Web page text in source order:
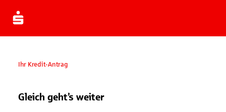
Ihr Kredit-Antrag
Gleich geht’s weiter